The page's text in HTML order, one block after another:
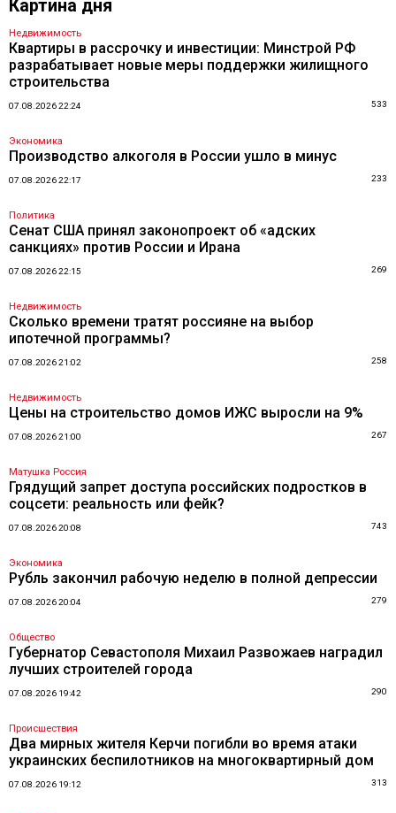
Картина дня
Недвижимость
Квартиры в рассрочку и инвестиции: Минстрой РФ
разрабатывает новые меры поддержки жилищного
строительства
07.08.2026 22:24 533
Экономика
Производство алкоголя в России ушло в минус
07.08.2026 22:17 233
Политика
Сенат США принял законопроект об «адских
санкциях» против России и Ирана
07.08.2026 22:15 269
Недвижимость
Сколько времени тратят россияне на выбор
ипотечной программы?
07.08.2026 21:02 258
Недвижимость
Цены на строительство домов ИЖС выросли на 9%
07.08.2026 21:00 267
Матушка Россия
Грядущий запрет доступа российских подростков в
соцсети: реальность или фейк?
07.08.2026 20:08 743
Экономика
Рубль закончил рабочую неделю в полной депрессии
07.08.2026 20:04 279
Общество
Губернатор Севастополя Михаил Развожаев наградил
лучших строителей города
07.08.2026 19:42 290
Происшествия
Два мирных жителя Керчи погибли во время атаки
украинских беспилотников на многоквартирный дом
07.08.2026 19:12 313